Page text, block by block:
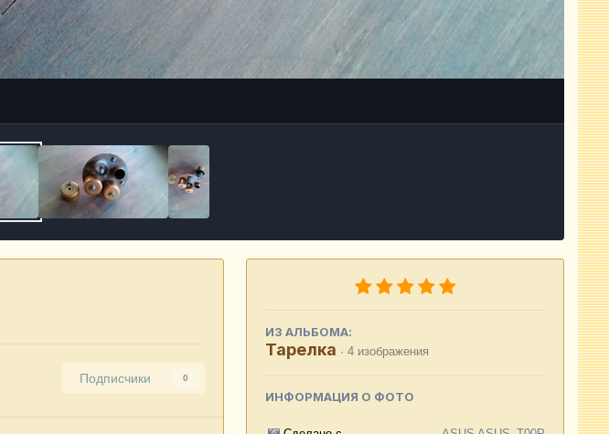
Подписчики 0
ИЗ АЛЬБОМА:
Тарелка · 4 изображения
ИНФОРМАЦИЯ О ФОТО